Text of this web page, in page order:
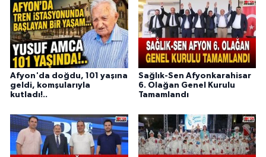
Afyon'da doğdu, 101 yaşına
geldi, komşularıyla
kutladı!..
Sağlık-Sen Afyonkarahisar
6. Olağan Genel Kurulu
Tamamlandı